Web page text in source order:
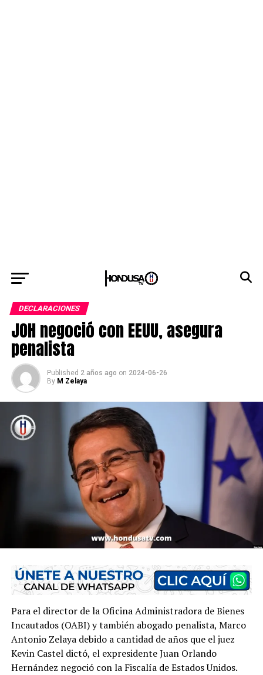
DECLARACIONES
JOH negoció con EEUU, asegura
penalista
Published 2 años ago on 2024-06-26
By M Zelaya
Para el director de la Oficina Administradora de Bienes
Incautados (OABI) y también abogado penalista, Marco
Antonio Zelaya debido a cantidad de años que el juez
Kevin Castel dictó, el expresidente Juan Orlando
Hernández negoció con la Fiscalía de Estados Unidos.